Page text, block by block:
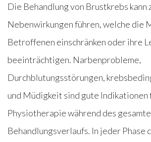
Die Behandlung von Brustkrebs kann
Nebenwirkungen führen, welche die
Betroffenen einschränken oder ihre
beeinträchtigen. Narbenprobleme,
Durchblutungsstörungen,
und Müdigkeit sind gute Indikationen
Physiotherapie während des
Behandlungsverlaufs. In jeder Phase